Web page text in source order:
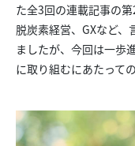
た全3回の連載記事の
脱炭素経営、GXなど
ましたが、今回は一歩
に取り組むにあたって